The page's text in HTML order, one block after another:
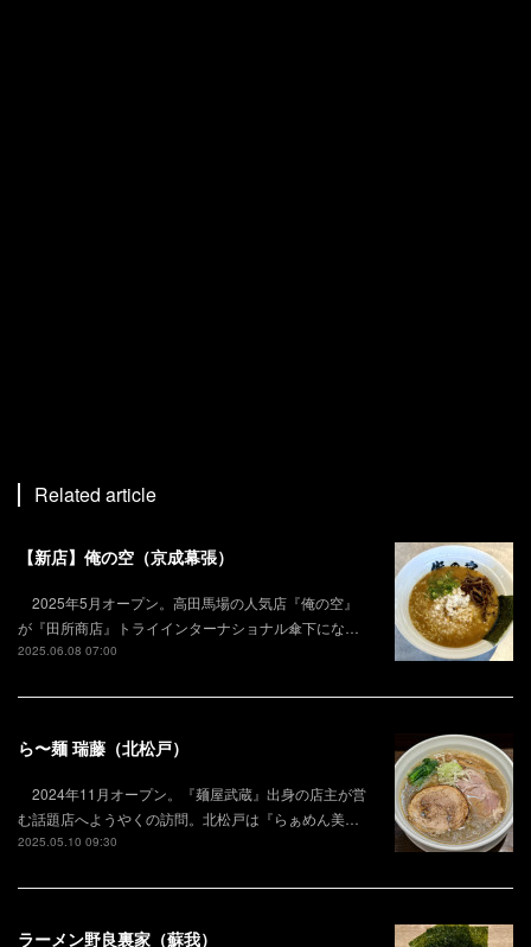
Related article
【新店】俺の空（京成幕張）
2025年5月オープン。高田馬場の人気店『俺の空』
が『田所商店』トライインターナショナル傘下にな…
2025.06.08 07:00
ら〜麺 瑞藤（北松戸）
2024年11月オープン。『麺屋武蔵』出身の店主が営
む話題店へようやくの訪問。北松戸は『らぁめん美…
2025.05.10 09:30
ラーメン野良裏家（蘇我）